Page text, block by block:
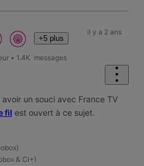
+5 plus
• 1.4K messages
il y a 2 ans
avoir un souci avec France TV
fil est ouvert à ce sujet.
& CI+)